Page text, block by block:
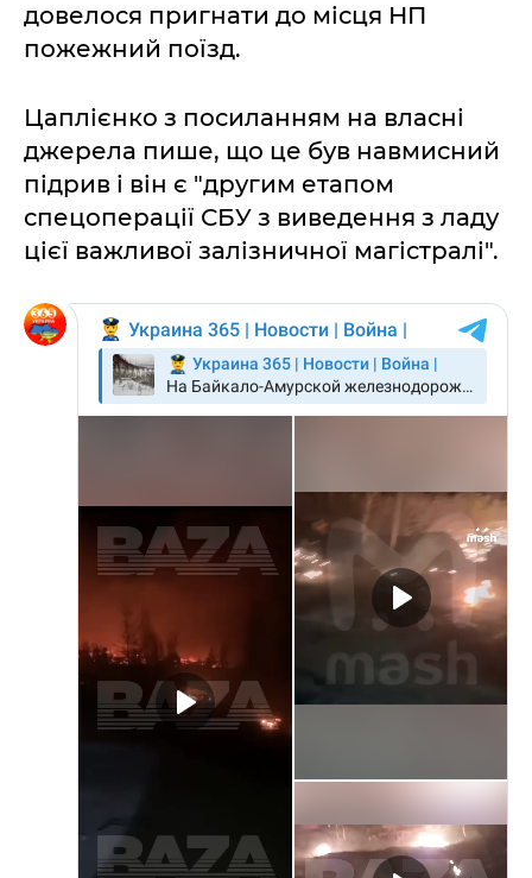
довелося пригнати до місця НП
пожежний поїзд.
Цаплієнко з посиланням на власні
джерела пише, що це був навмисний
підрив і він є "другим етапом
спецоперації СБУ з виведення з ладу
цієї важливої залізничної магістралі".